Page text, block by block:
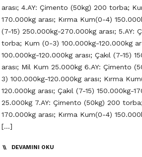
arası; 4.AY: Çimento (50kg) 200 torba;
170.000kg arası; Kırma Kum(0-4)
(7-15) 250.000kg-270.000kg arası; 5.AY:
torba; Kum (0-3) 100.000kg-120.000kg
100.000kg-120.000kg arası; Çakıl (7-15)
arası; Mil Kum 25.000kg 6.AY: Çimento
3) 100.000kg-120.000kg arası; Kırma
120.000kg arası; Çakıl (7-15) 150.000kg-
25.000kg 7.AY: Çimento (50kg) 200
170.000kg arası; Kırma Kum(0-4)
[…]
DEVAMINI OKU